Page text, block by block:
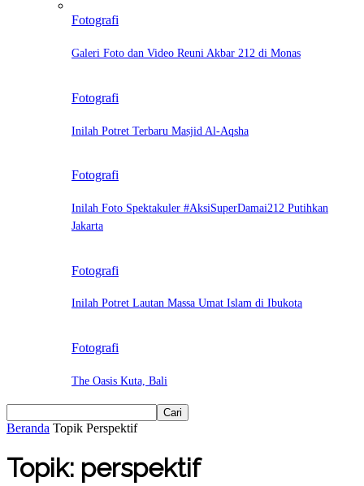
Fotografi
Galeri Foto dan Video Reuni Akbar 212 di Monas
Fotografi
Inilah Potret Terbaru Masjid Al-Aqsha
Fotografi
Inilah Foto Spektakuler #AksiSuperDamai212 Putihkan
Jakarta
Fotografi
Inilah Potret Lautan Massa Umat Islam di Ibukota
Fotografi
The Oasis Kuta, Bali
Beranda Topik Perspektif
Topik: perspektif